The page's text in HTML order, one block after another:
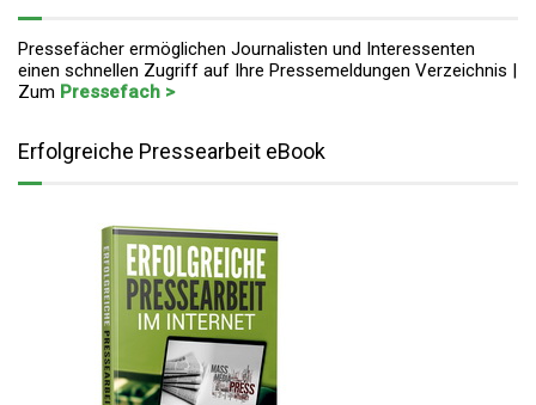
Pressefächer ermöglichen Journalisten und Interessenten
einen schnellen Zugriff auf Ihre Pressemeldungen Verzeichnis |
Zum Pressefach >
Erfolgreiche Pressearbeit eBook